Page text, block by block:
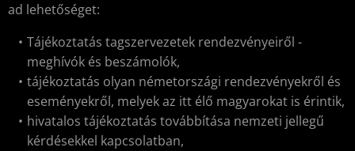
ad lehetőséget:
Tájékoztatás tagszervezetek rendezvényeiről -
meghívók és beszámolók,
tájékoztatás olyan németországi rendezvényekről és
eseményekről, melyek az itt élő magyarokat is érintik,
hivatalos tájékoztatás továbbítása nemzeti jellegű
kérdésekkel kapcsolatban,